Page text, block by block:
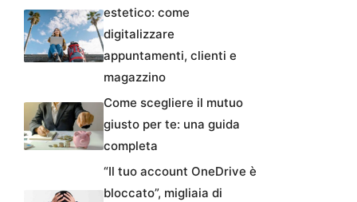
estetico: come
digitalizzare
appuntamenti, clienti e
magazzino
Come scegliere il mutuo
giusto per te: una guida
completa
“Il tuo account OneDrive è
bloccato”, migliaia di